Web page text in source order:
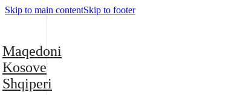
Skip to main contentSkip to footer
Maqedoni
Kosove
Shqiperi